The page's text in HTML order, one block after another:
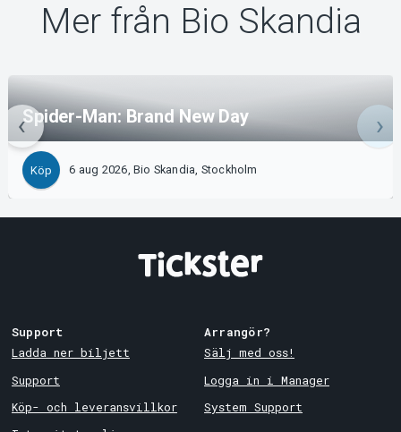
Mer från Bio Skandia
Spider-Man: Brand New Day
Köp 6 aug 2026, Bio Skandia, Stockholm
Support
Ladda ner biljett
Support
Köp- och leveransvillkor
Arrangör?
Sälj med oss!
Logga in i Manager
System Support